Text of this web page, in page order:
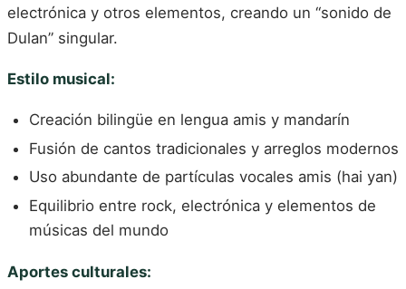
electrónica y otros elementos, creando un “sonido de
Dulan” singular.
Estilo musical:
Creación bilingüe en lengua amis y mandarín
Fusión de cantos tradicionales y arreglos modernos
Uso abundante de partículas vocales amis (hai yan)
Equilibrio entre rock, electrónica y elementos de
músicas del mundo
Aportes culturales: